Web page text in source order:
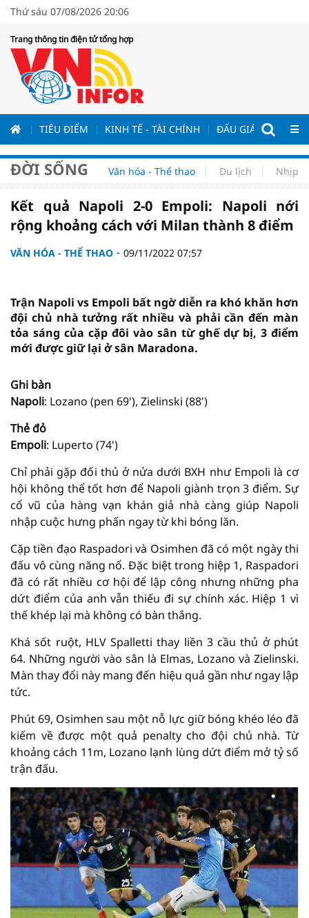
Thứ sáu 07/08/2026 20:06
Trang thông tin điện tử tổng hợp
TIÊU ĐIỂM KINH TẾ - TÀI CHÍNH ĐẤU GIÁ - ĐẤU
ĐỜI SỐNG Văn hóa - Thể thao Du lịch Nhịp
Kết quả Napoli 2-0 Empoli: Napoli nới
rộng khoảng cách với Milan thành 8 điểm
VĂN HÓA - THỂ THAO 09/11/2022 07:57
Trận Napoli vs Empoli bất ngờ diễn ra khó khăn hơn
đội chủ nhà tưởng rất nhiều và phải cần đến màn
tỏa sáng của cặp đôi vào sân từ ghế dự bị, 3 điểm
mới được giữ lại ở sân Maradona.
Ghi bàn
Napoli: Lozano (pen 69'), Zielinski (88')
Thẻ đỏ
Empoli: Luperto (74')
Chỉ phải gặp đối thủ ở nửa dưới BXH như Empoli là cơ
hội không thể tốt hơn để Napoli giành trọn 3 điểm. Sự
cổ vũ của hàng vạn khán giả nhà càng giúp Napoli
nhập cuộc hưng phấn ngay từ khi bóng lăn.
Cặp tiền đạo Raspadori và Osimhen đã có một ngày thi
đấu vô cùng năng nổ. Đặc biệt trong hiệp 1, Raspadori
đã có rất nhiều cơ hội để lập công nhưng những pha
dứt điểm của anh vẫn thiếu đi sự chính xác. Hiệp 1 vì
thế khép lại mà không có bàn thắng.
Khá sốt ruột, HLV Spalletti thay liền 3 cầu thủ ở phút
64. Những người vào sân là Elmas, Lozano và Zielinski.
Màn thay đổi này mang đến hiệu quả gần như ngay lập
tức.
Phút 69, Osimhen sau một nỗ lực giữ bóng khéo léo đã
kiếm về được một quả penalty cho đội chủ nhà. Từ
khoảng cách 11m, Lozano lạnh lùng dứt điểm mở tỷ số
trận đấu.